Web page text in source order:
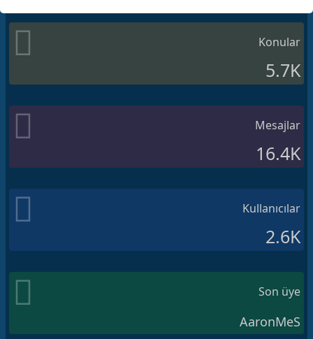
Konular
5.7K
Mesajlar
16.4K
Kullanıcılar
2.6K
Son üye
AaronMeS